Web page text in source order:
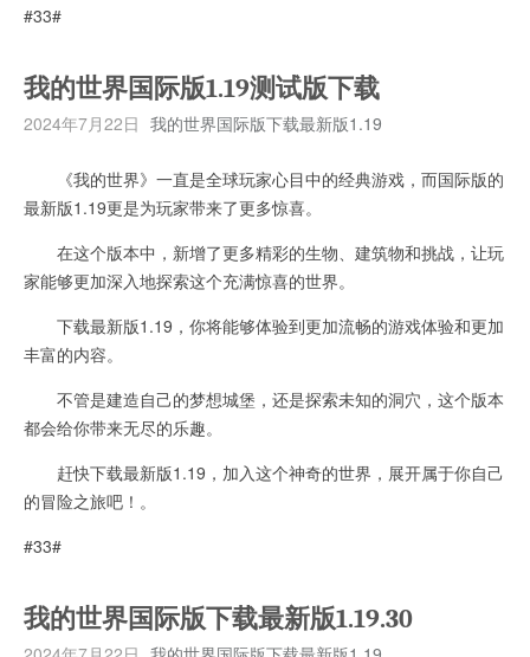
#33#
我的世界国际版1.19测试版下载
2024年7月22日 我的世界国际版下载最新版1.19
《我的世界》一直是全球玩家心目中的经典游戏，而国际版的
最新版1.19更是为玩家带来了更多惊喜。
在这个版本中，新增了更多精彩的生物、建筑物和挑战，让玩
家能够更加深入地探索这个充满惊喜的世界。
下载最新版1.19，你将能够体验到更加流畅的游戏体验和更加
丰富的内容。
不管是建造自己的梦想城堡，还是探索未知的洞穴，这个版本
都会给你带来无尽的乐趣。
赶快下载最新版1.19，加入这个神奇的世界，展开属于你自己
的冒险之旅吧！。
#33#
我的世界国际版下载最新版1.19.30